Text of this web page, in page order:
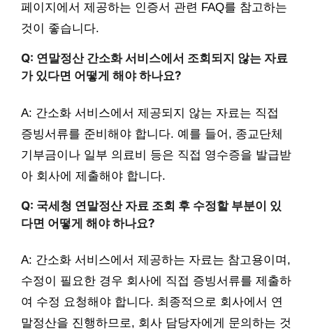
페이지에서 제공하는 인증서 관련 FAQ를 참고하는
것이 좋습니다.
Q: 연말정산 간소화 서비스에서 조회되지 않는 자료
가 있다면 어떻게 해야 하나요?
A: 간소화 서비스에서 제공되지 않는 자료는 직접
증빙서류를 준비해야 합니다. 예를 들어, 종교단체
기부금이나 일부 의료비 등은 직접 영수증을 발급받
아 회사에 제출해야 합니다.
Q: 국세청 연말정산 자료 조회 후 수정할 부분이 있
다면 어떻게 해야 하나요?
A: 간소화 서비스에서 제공하는 자료는 참고용이며,
수정이 필요한 경우 회사에 직접 증빙서류를 제출하
여 수정 요청해야 합니다. 최종적으로 회사에서 연
말정산을 진행하므로, 회사 담당자에게 문의하는 것